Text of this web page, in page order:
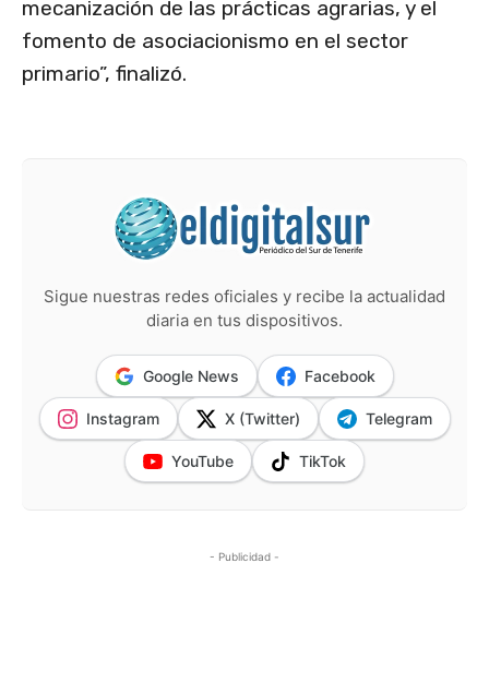
mecanización de las prácticas agrarias, y el
fomento de asociacionismo en el sector
primario”, finalizó.
Sigue nuestras redes oficiales y recibe la actualidad
diaria en tus dispositivos.
Google News Facebook
Instagram X (Twitter) Telegram
YouTube TikTok
- Publicidad -